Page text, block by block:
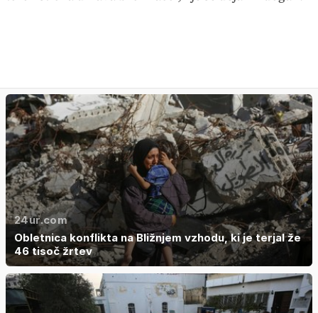
24ur.com
Obletnica konflikta na Bližnjem vzhodu, ki je terjal že
46 tisoč žrtev